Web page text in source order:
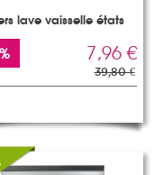
lave vaisselle états
7,96 €
39,80 €